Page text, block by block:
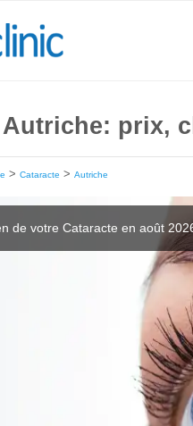
Autriche: prix,
> Cataracte > Autriche
de votre Cataracte en août